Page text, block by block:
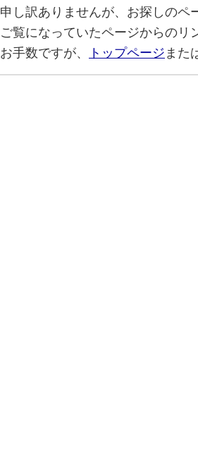
申し訳ありませんが、お探しのペ
ご覧になっていたページからの
お手数ですが、
トップページ また